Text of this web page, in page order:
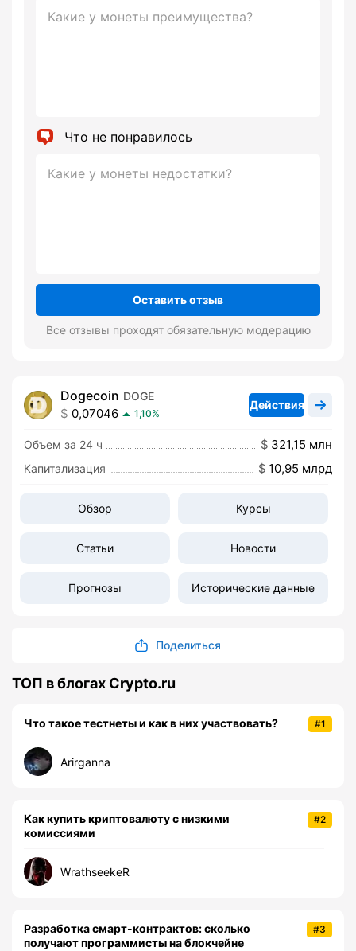
Что не понравилось
Оставить отзыв
Все отзывы проходят обязательную модерацию
Dogecoin DOGE
0,07046 1,10%
Объем за 24 ч 321,15 млн
Капитализация 10,95 млрд
Действия
Обзор Курсы
Статьи Новости
Прогнозы Исторические данные
Поделиться
ТОП в блогах Crypto.ru
#1
Что такое тестнеты и как в них участвовать?
Arirganna
#2
Как купить криптовалюту с низкими
комиссиями
WrathseekeR
#3
Разработка смарт-контрактов: сколько
получают программисты на блокчейне